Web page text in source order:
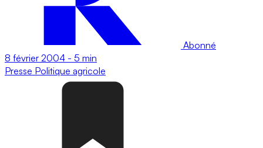
Abonné
8 février 2004 - 5 min
Presse Politique agricole